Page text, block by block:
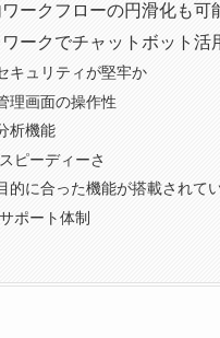
ークフローの円滑化も可
ークでチャットボット活
キュリティが堅牢か
理画面の操作性
析機能
スピーディーさ
的に合った機能が搭載されて
サポート体制